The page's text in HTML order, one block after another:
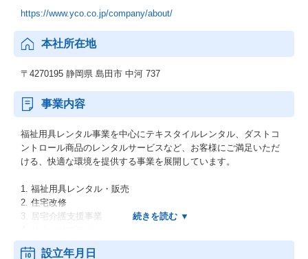
https://www.yco.co.jp/company/about/
本社所在地
〒4270195 静岡県 島田市 中河 737
事業内容
福祉用具レンタル事業を中心にテキスタイルレンタル、ダストコ
ントロール商品のレンタルサービスなど、お客様にご満足いただ
ける、快適な環境を提供する事業を展開しています。
1. 福祉用具レンタル・販売
2. 住宅改修
3. 居宅介護支援事業
5. 寝具リース
設立年月日